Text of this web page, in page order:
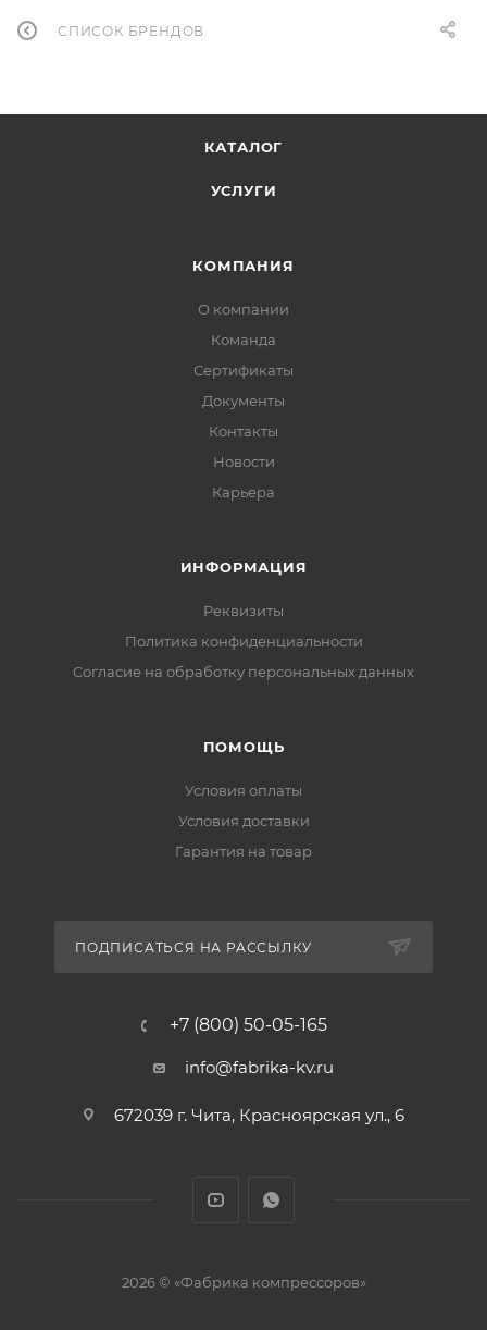
СПИСОК БРЕНДОВ
КАТАЛОГ
УСЛУГИ
КОМПАНИЯ
О компании
Команда
Сертификаты
Документы
Контакты
Новости
Карьера
ИНФОРМАЦИЯ
Реквизиты
Политика конфиденциальности
Cогласие на обработку персональных данных
ПОМОЩЬ
Условия оплаты
Условия доставки
Гарантия на товар
ПОДПИСАТЬСЯ НА РАССЫЛКУ
+7 (800) 50-05-165
info@fabrika-kv.ru
672039 г. Чита, Красноярская ул., 6
2026 © «Фабрика компрессоров»